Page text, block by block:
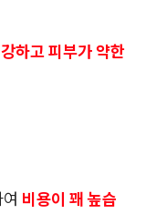
하고 피부가 약한
비용이 꽤 높습